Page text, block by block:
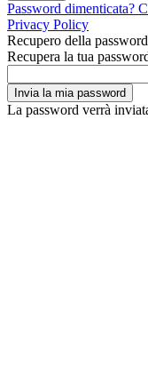
Password dimenticata?
Privacy Policy
Recupero della password
Recupera la tua
La password verrà